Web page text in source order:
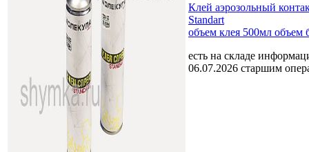
Клей аэрозольный
Standart
объем клея 500мл объем
есть на складе
06.07.2026 старшим